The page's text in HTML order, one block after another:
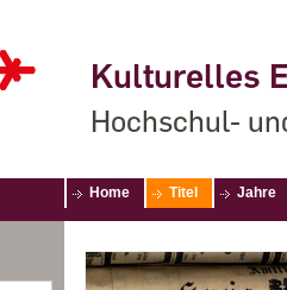
Kulturelles
Hochschul-
Home Titel Jahre